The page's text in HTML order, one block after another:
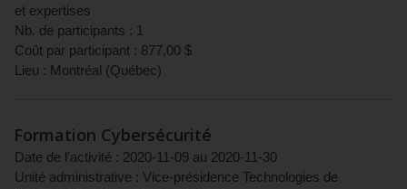
et expertises
Nb. de participants : 1
Coût par participant : 877,00 $
Lieu : Montréal (Québec)
Formation Cybersécurité
Date de l'activité : 2020-11-09 au 2020-11-30
Unité administrative : Vice-présidence Technologies de